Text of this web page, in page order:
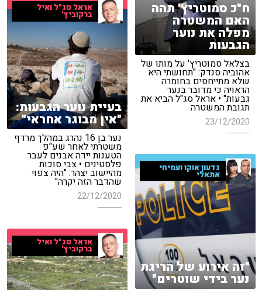
ח"כ סמוטריץ' תהה
האם המשטרה
מפלה את נוער
הגבעות
בצלאל סמוטריץ' על מותו של
אהוביה סנדק: "תחושתי היא
שלא מתייחסים בחומרה
הראויה כי מדובר בנער
גבעות" • אראל סג"ל הביא את
תגובת המשטרה
23/12/2020
אראל סג"ל ואיל
ברקוביץ'
בעיית נוער הגבעות:
"אין מבוגר אחראי"
נער בן 16 נהרג במהלך מרדף
משטרתי לאחר שע"פ
הטענות יידה אבנים לעבר
פלסטינים • צבי סוכות
מהיישוב יצהר: "היה צפוי
שהדבר הזה יקרה"
22/12/2020
גדעון אוקו ועמיחי
אתאלי
"זה אירוע של הריגת
נער בידי שוטרים"
אראל סג"ל ואיל
ברקוביץ'